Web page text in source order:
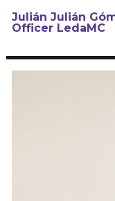
Julián Julián
Officer LedaMC